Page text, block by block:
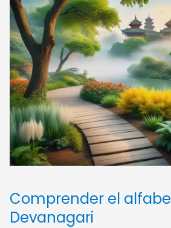
Comprender el
Devanagari